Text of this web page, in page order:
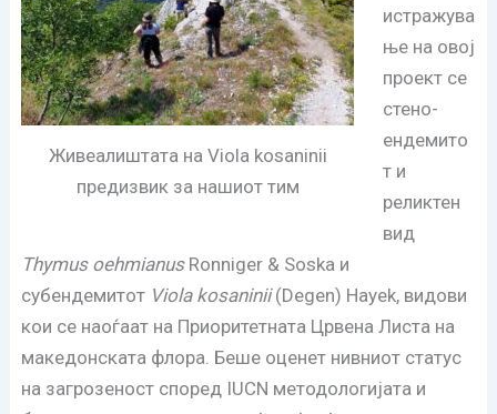
Живеалиштата на Viola kosaninii
предизвик за нашиот тим
истражува
ње на овој
проект се
стено-
ендемито
т и
реликтен
вид
Thymus oehmianusRonniger & Soska и
субендемитот Viola kosaninii(Degen) Hayek, видови
кои се наоѓаат на Приоритетната Црвена Листа на
македонската флора. Беше оценет нивниот статус
на загрозеност според IUCN методологијата и